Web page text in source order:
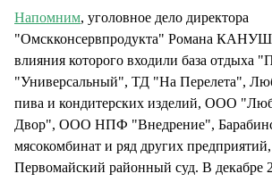
Напомним, уголовное дело директора
"Омскконсервпродукта" Романа
влияния которого входили база отдыха
"Универсальный", ТД "На Перелета",
пива и кондитерских изделий, ООО
Двор", ООО НПФ "Внедрение",
мясокомбинат и ряд других
Первомайский районный суд. В декабре